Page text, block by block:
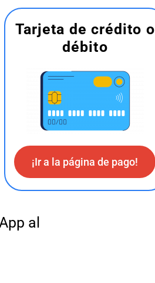
Tarjeta de crédito o
débito
¡Ir a la página de pago!
al